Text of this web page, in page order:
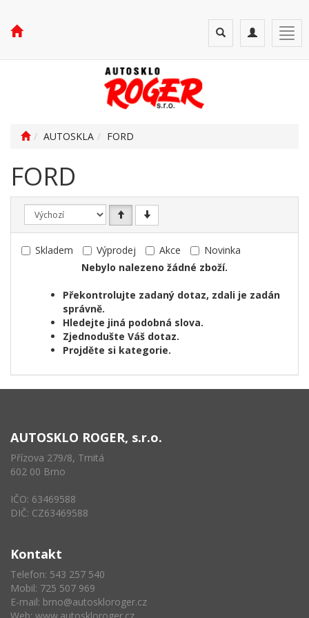
Toggle
navigation
Toggle
search
AUTOSKLA FORD
FORD
Skladem Výprodej Akce
Novinka
Nebylo nalezeno žádné zboží.
Překontrolujte zadaný dotaz, zdali je zadán
správně.
Hledejte jiná podobná slova.
Zjednodušte Váš dotaz.
Projděte si kategorie.
AUTOSKLO ROGER, s.r.o.
Přízova 279/8, Trnitá
602 00 Brno
IČO: 63469588
DIČ: CZ63469588
Kontakt
Telefon: 543 257 540
Mobil: 725 507 969
E-mail: brno@autoskloroger.cz